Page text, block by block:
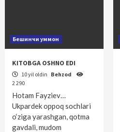
Бешинчи уммон
KITOBGA OSHNO EDI
10 yil oldin Behzod
2 290
Hotam Fayziev…
Ukpardek oppoq sochlari
o‘ziga yarashgan, qotma
gavdali, mudom